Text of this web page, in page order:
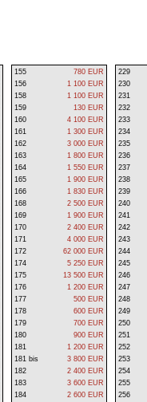
155
780 EUR
156
1 100 EUR
158
1 100 EUR
159
130 EUR
160
4 100 EUR
161
1 300 EUR
162
3 000 EUR
163
1 800 EUR
164
1 550 EUR
165
1 900 EUR
166
1 830 EUR
168
2 500 EUR
169
1 900 EUR
170
2 400 EUR
171
4 000 EUR
172
62 000 EUR
174
5 250 EUR
175
13 500 EUR
176
1 200 EUR
177
500 EUR
178
600 EUR
179
700 EUR
180
900 EUR
181
1 200 EUR
181 bis
3 800 EUR
182
2 400 EUR
183
3 600 EUR
184
2 600 EUR
229
230
231
232
233
234
235
236
237
238
239
240
241
242
243
244
245
246
247
248
249
250
251
252
253
254
255
256